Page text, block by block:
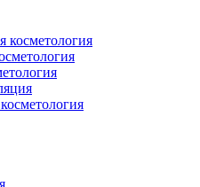
косметология